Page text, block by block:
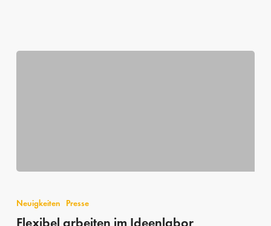
arbeiten
im
Neuigkeiten Presse
Flexibel arbeiten im Ideenlabor